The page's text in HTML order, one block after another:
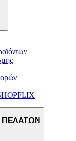
ΠΕΛΑΤΩΝ